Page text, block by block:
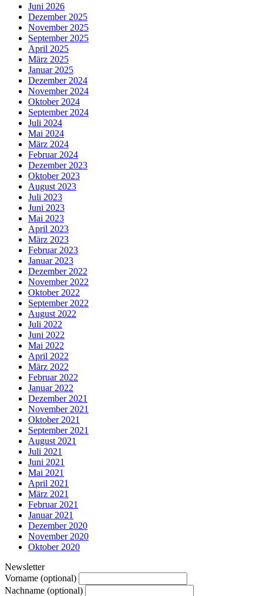
Juni 2026
Dezember 2025
November 2025
September 2025
April 2025
März 2025
Januar 2025
Dezember 2024
November 2024
Oktober 2024
September 2024
Juli 2024
Mai 2024
März 2024
Februar 2024
Dezember 2023
Oktober 2023
August 2023
Juli 2023
Juni 2023
Mai 2023
April 2023
März 2023
Februar 2023
Januar 2023
Dezember 2022
November 2022
Oktober 2022
September 2022
August 2022
Juli 2022
Juni 2022
Mai 2022
April 2022
März 2022
Februar 2022
Januar 2022
Dezember 2021
November 2021
Oktober 2021
September 2021
August 2021
Juli 2021
Juni 2021
Mai 2021
April 2021
März 2021
Februar 2021
Januar 2021
Dezember 2020
November 2020
Oktober 2020
Newsletter
Vorname (optional)
Nachname (optional)